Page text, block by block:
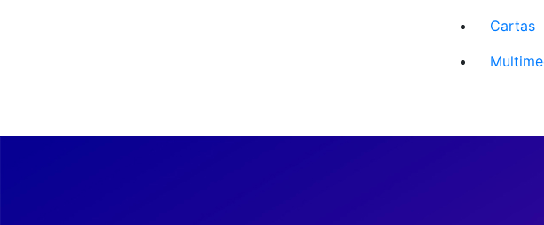
Cartas